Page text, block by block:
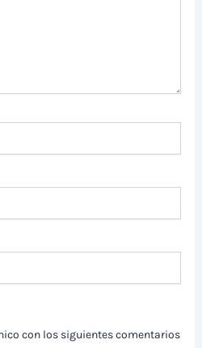
con los siguientes comentarios